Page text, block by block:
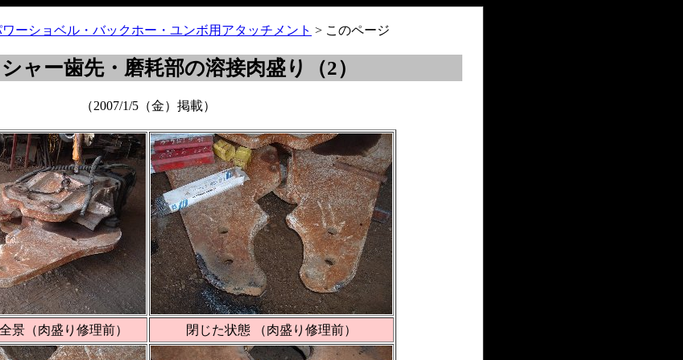
ワーショベル・バックホー・ユンボ用アタッチメント > このページ
ャー歯先・磨耗部の溶接肉盛り（2）
（2007/1/5（金）掲載）
景（肉盛り修理前） 閉じた状態 （肉盛り修理前）